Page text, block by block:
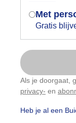
Met
Gratis
Als je doorgaat,
privacy- en
Heb je al een
je
Gebruik je